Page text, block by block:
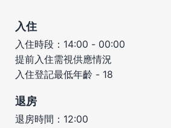
入住
入住時段：14:00 - 00:00
提前入住需視供應情況
入住登記最低年齡 - 18
退房
退房時間：12:00